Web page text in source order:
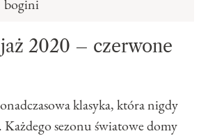
bogini
2020 – czerwone
klasyka, która nigdy
sezonu światowe domy